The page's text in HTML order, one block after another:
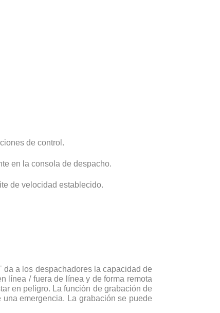
de control.
en la consola de despacho.
de velocidad establecido.
a los despachadores la capacidad de
línea / fuera de línea y de forma remota
en peligro. La función de grabación de
emergencia. La grabación se puede